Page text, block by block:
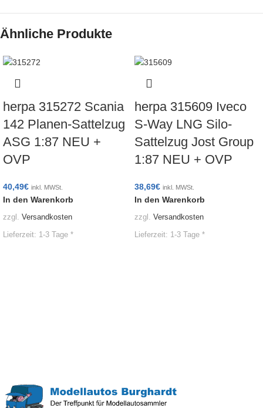
Ähnliche Produkte
herpa 315272 Scania
142 Planen-Sattelzug
ASG 1:87 NEU +
OVP
40,49€ inkl. MWSt.
In den Warenkorb
zzgl. Versandkosten
Lieferzeit: 1-3 Tage *
herpa 315609 Iveco
S-Way LNG Silo-
Sattelzug Jost Group
1:87 NEU + OVP
38,69€ inkl. MWSt.
In den Warenkorb
zzgl. Versandkosten
Lieferzeit: 1-3 Tage *